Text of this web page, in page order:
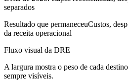
separados
Resultado que permaneceuCustos,
da receita operacional
Fluxo visual da DRE
A largura mostra o peso de cada
sempre visíveis.